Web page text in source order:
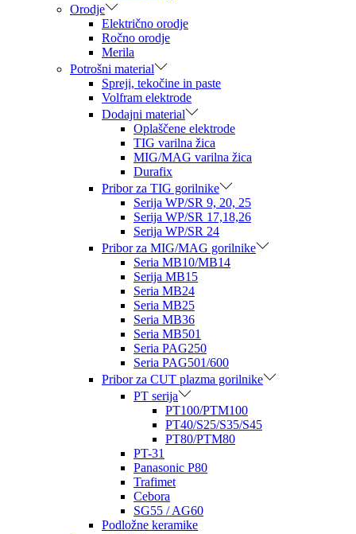
Orodje
Električno orodje
Ročno orodje
Merila
Potrošni material
Spreji, tekočine in paste
Volfram elektrode
Dodajni material
Oplaščene elektrode
TIG varilna žica
MIG/MAG varilna žica
Durafix
Pribor za TIG gorilnike
Serija WP/SR 9, 20, 25
Serija WP/SR 17,18,26
Serija WP/SR 24
Pribor za MIG/MAG gorilnike
Seria MB10/MB14
Serija MB15
Seria MB24
Seria MB25
Seria MB36
Seria MB501
Seria PAG250
Seria PAG501/600
Pribor za CUT plazma gorilnike
PT serija
PT100/PTM100
PT40/S25/S35/S45
PT80/PTM80
PT-31
Panasonic P80
Trafimet
Cebora
SG55 / AG60
Podložne keramike